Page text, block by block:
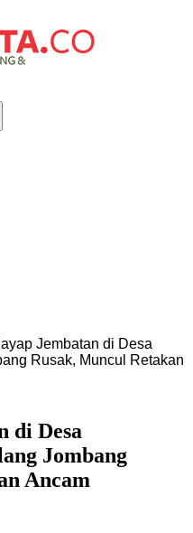
Jembatan di Desa
Rusak, Muncul Retakan
di Desa
Jombang
Ancam